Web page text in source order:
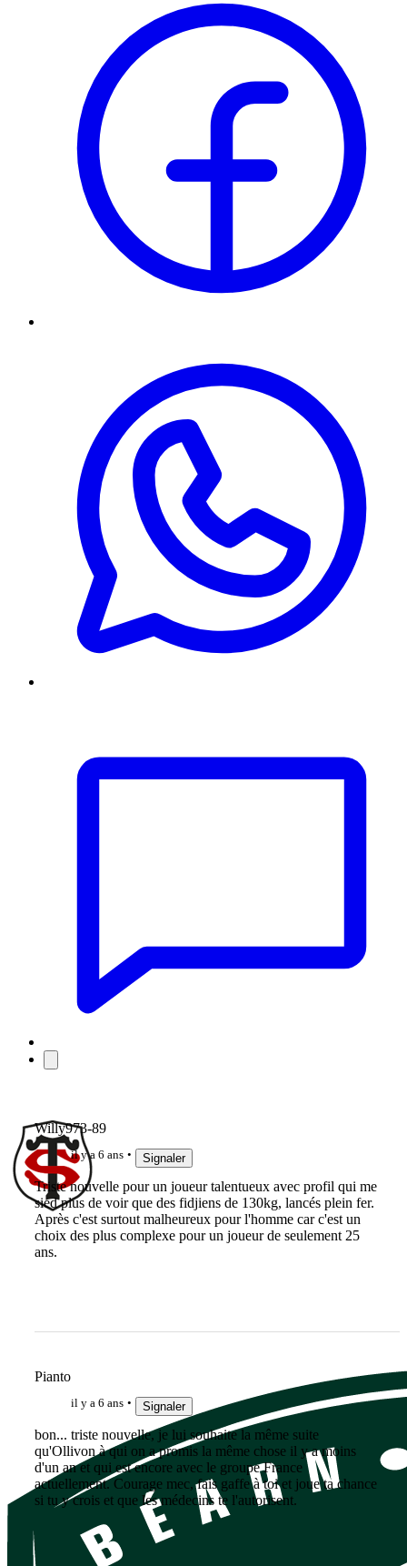
Willy973-89
il y a 6 ans Signaler
Triste nouvelle pour un joueur talentueux avec profil qui me
sied plus de voir que des fidjiens de 130kg, lancés plein fer.
Après c'est surtout malheureux pour l'homme car c'est un
choix des plus complexe pour un joueur de seulement 25
ans.
Pianto
il y a 6 ans Signaler
bon... triste nouvelle, je lui souhaite la même suite
qu'Ollivon à qui on a promis la même chose il y a moins
d'un an et qui est encore avec le groupe France
actuellement. Courage mec, fais gaffe à toi et joue ta chance
si tu y crois et que les médecins te l'autorisent.